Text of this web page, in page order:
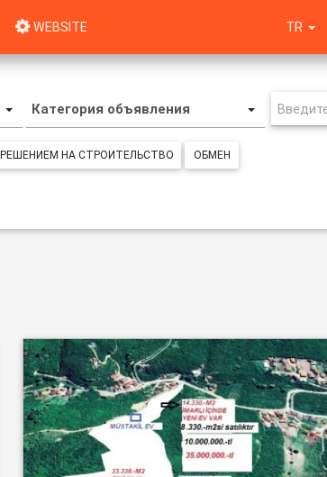
WEBSITE TR
Категория объявления
НА СТРОИТЕЛЬСТВО ОБМЕН
возрастанию